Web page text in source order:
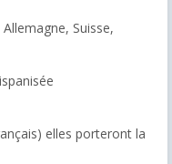
Suisse,
elles porteront la